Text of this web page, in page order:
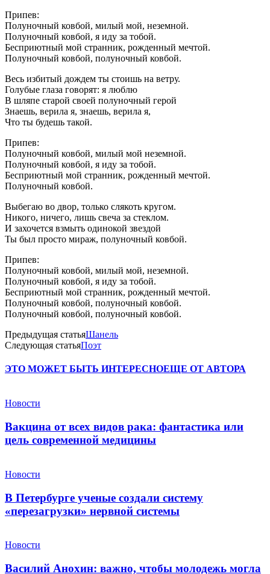
Припев:
Полуночный ковбой, милый мой, неземной.
Полуночный ковбой, я иду за тобой.
Бесприютный мой странник, рожденный мечтой.
Полуночный ковбой, полуночный ковбой.
Весь избитый дождем ты стоишь на ветру.
Голубые глаза говорят: я люблю
В шляпе старой своей полуночный герой
Знаешь, верила я, знаешь, верила я,
Что ты будешь такой.
Припев:
Полуночный ковбой, милый мой неземной.
Полуночный ковбой, я иду за тобой.
Бесприютный мой странник, рожденный мечтой.
Полуночный ковбой.
Выбегаю во двор, только слякоть кругом.
Никого, ничего, лишь свеча за стеклом.
И захочется взмыть одинокой звездой
Ты был просто мираж, полуночный ковбой.
Припев:
Полуночный ковбой, милый мой, неземной.
Полуночный ковбой, я иду за тобой.
Бесприютный мой странник, рожденный мечтой.
Полуночный ковбой, полуночный ковбой.
Полуночный ковбой, полуночный ковбой.
Предыдущая статьяШанель
Следующая статьяПоэт
ЭТО МОЖЕТ БЫТЬ ИНТЕРЕСНОЕЩЕ ОТ АВТОРА
Новости
Вакцина от всех видов рака: фантастика или
цель современной медицины
Новости
В Петербурге ученые создали систему
«перезагрузки» нервной системы
Новости
Василий Анохин: важно, чтобы молодежь могла